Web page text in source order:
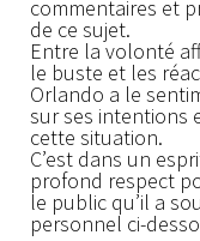
commentaires et
de ce sujet.
Entre la volonté
le buste et les
Orlando a le
sur ses intentions
cette situation.
C’est dans un
profond respect
le public qu’il a
personnel ci-